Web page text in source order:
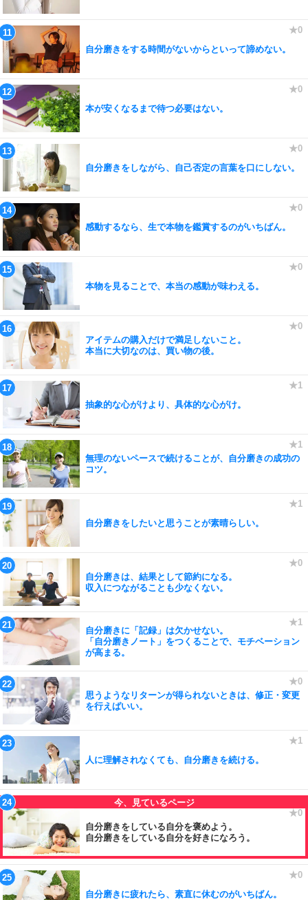
自分磨きをする時間がないからといって諦めない。
本が安くなるまで待つ必要はない。
自分磨きをしながら、自己否定の言葉を口にしない。
感動するなら、生で本物を鑑賞するのがいちばん。
本物を見ることで、本当の感動が味わえる。
アイテムの購入だけで満足しないこと。
本当に大切なのは、買い物の後。
抽象的な心がけより、具体的な心がけ。
無理のないペースで続けることが、自分磨きの成功の
コツ。
自分磨きをしたいと思うことが素晴らしい。
自分磨きは、結果として節約になる。
収入につながることも少なくない。
自分磨きに「記録」は欠かせない。
「自分磨きノート」をつくることで、モチベーション
が高まる。
思うようなリターンが得られないときは、修正・変更
を行えばいい。
人に理解されなくても、自分磨きを続ける。
自分磨きをしている自分を褒めよう。
自分磨きをしている自分を好きになろう。
自分磨きに疲れたら、素直に休むのがいちばん。